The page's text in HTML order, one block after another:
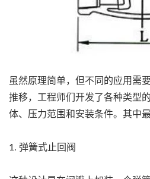
虽然原理简单，但不同的应用需
推移，工程师们开发了各种类型
体、压力范围和安装条件。其中
1. 弹簧式止回阀